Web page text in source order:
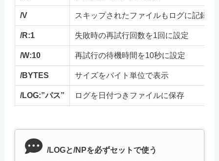
/V スキップされたファイルもログに記録
/R:1 失敗時の再試行回数を1回に設定
/W:10 再試行の待機時間を10秒に設定
/BYTES サイズをバイト単位で表示
/LOG:”パス” ログを日付つきファイルに保存
/LOGと/NPを必ずセットで使う